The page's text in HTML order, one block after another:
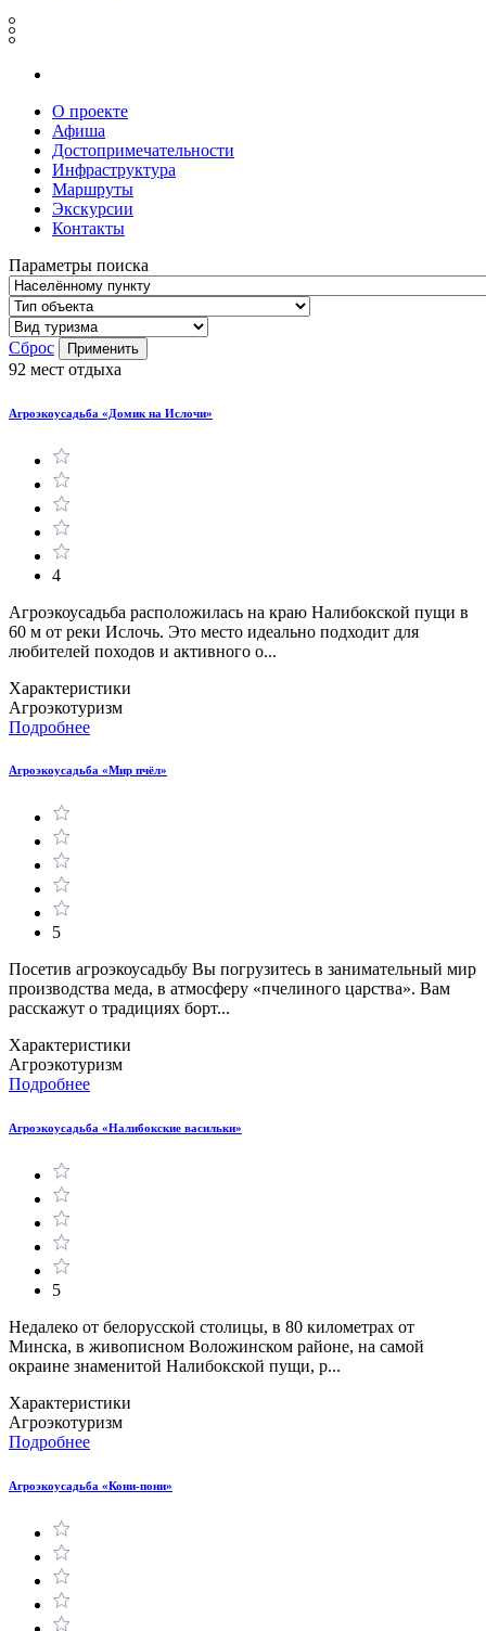
О проекте
Афиша
Достопримечательности
Инфраструктура
Маршруты
Экскурсии
Контакты
Параметры поиска
Сброс Применить
92 мест отдыха
Агроэкоусадьба «Домик на Ислочи»
4
Агроэкоусадьба расположилась на краю Налибокской пущи в
60 м от реки Ислочь. Это место идеально подходит для
любителей походов и активного о...
Характеристики
Агроэкотуризм
Подробнее
Агроэкоусадьба «Мир пчёл»
5
Посетив агроэкоусадьбу Вы погрузитесь в занимательный мир
производства меда, в атмосферу «пчелиного царства». Вам
расскажут о традициях борт...
Характеристики
Агроэкотуризм
Подробнее
Агроэкоусадьба «Налибокские васильки»
5
Недалеко от белорусской столицы, в 80 километрах от
Минска, в живописном Воложинском районе, на самой
окраине знаменитой Налибокской пущи, р...
Характеристики
Агроэкотуризм
Подробнее
Агроэкоусадьба «Кони-пони»